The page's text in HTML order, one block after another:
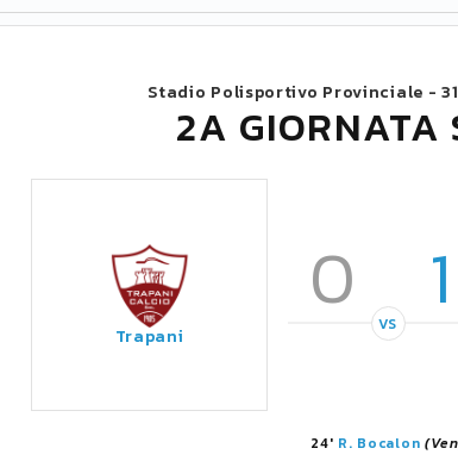
Stadio Polisportivo Provinciale -
2A GIORNATA
Trapani
0 1
VS
24' R. Bocalon